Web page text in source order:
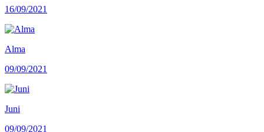
16/09/2021
Alma
09/09/2021
Juni
09/09/2021